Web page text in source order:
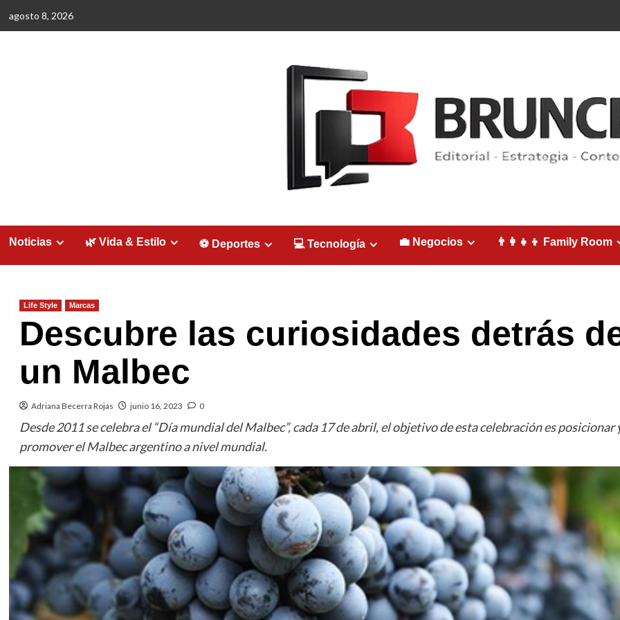
agosto 8, 2026
Noticias 🌿 Vida & Estilo ⚽ Deportes 💻 Tecnología 💼 Negocios 👨‍👩‍👧‍👦 Family Room
Life Style Marcas
Descubre las curiosidades detrás
un Malbec
Adriana Becerra Rojas junio 16, 2023 0
Desde 2011 se celebra el “Día mundial del Malbec”, cada 17 de abril, el objetivo de esta celebración es posicionar
promover el Malbec argentino a nivel mundial.